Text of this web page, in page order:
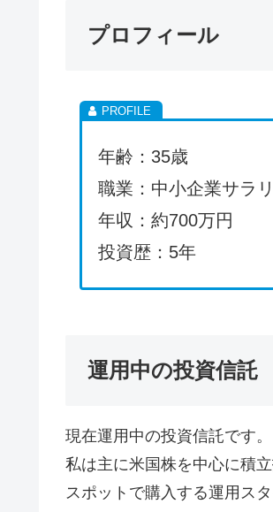
プロフィール
年齢：35歳
職業：中小企業サラ
年収：約700万円
投資歴：5年
運用中の投資信託
現在運用中の投資信託です。
私は主に米国株を中心に積
スポットで購入する運用ス